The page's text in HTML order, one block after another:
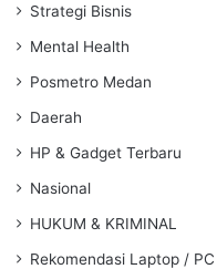
Strategi Bisnis
Mental Health
Posmetro Medan
Daerah
HP & Gadget Terbaru
Nasional
HUKUM & KRIMINAL
Rekomendasi Laptop / PC